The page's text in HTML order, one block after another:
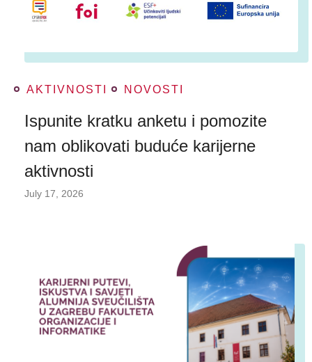
AKTIVNOSTI NOVOSTI
Ispunite kratku anketu i pomozite
nam oblikovati buduće karijerne
aktivnosti
July 17, 2026